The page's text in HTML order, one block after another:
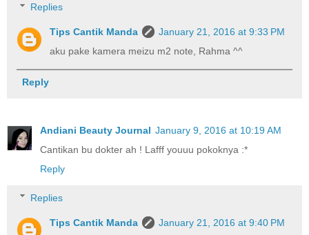
Replies
Tips Cantik Manda
January 21, 2016 at 9:33 PM
aku pake kamera meizu m2 note, Rahma ^^
Reply
Andiani Beauty Journal January 9, 2016 at 10:19 AM
Cantikan bu dokter ah ! Lafff youuu pokoknya :*
Reply
Replies
Tips Cantik Manda
January 21, 2016 at 9:40 PM